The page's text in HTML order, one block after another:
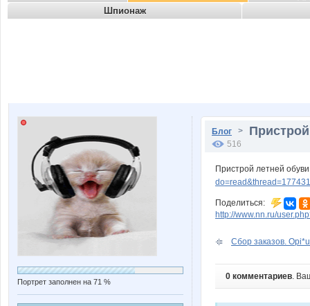
Шпионаж
Портрет заполнен на 71 %
Блог >
516
Пристрой летней
Поделиться:
http://www.nn.ru/
Сбор заказов.
0 комментариев.